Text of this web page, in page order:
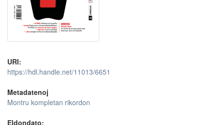
URI:
https://hdl.handle.net/11013/6651
Metadatenoj
Montru kompletan rikordon
Eldondato: